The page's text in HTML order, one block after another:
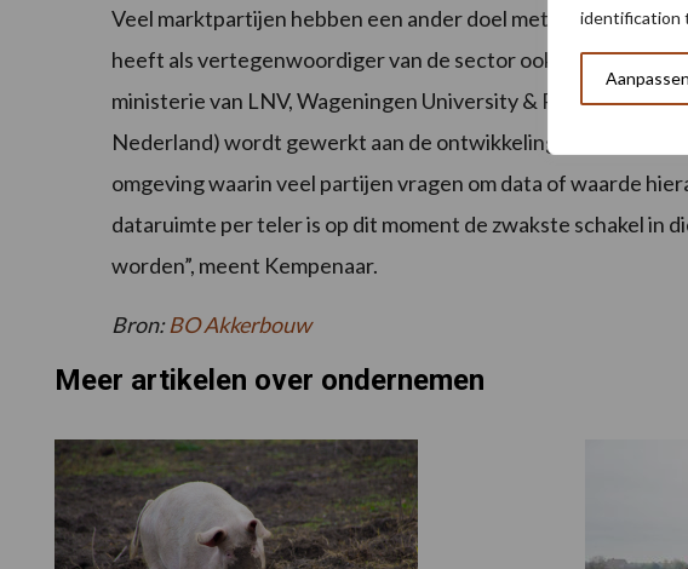
identification
Aanpassen
Veel marktpartijen hebben een ander doel met deze
heeft als vertegenwoordiger van de sector ook afstemming
ministerie van LNV, Wageningen University & Research en
Nederland) wordt gewerkt aan de ontwikkeling van het data-
omgeving waarin veel partijen vragen om data of waarde
dataruimte per teler is op dit moment de zwakste schakel in
worden”, meent Kempenaar.
Bron:BO Akkerbouw
Meer artikelen over ondernemen